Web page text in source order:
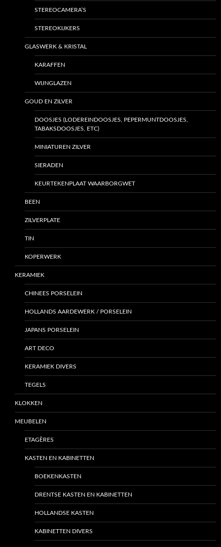
STEREOCAMERA’S
STEREOKIJKERS
GLASWERK & KRISTAL
KARAFFEN
WIJNGLAZEN
GOUD EN ZILVER
DOOSJES (LODEREINDOOSJES, PEPERMUNTDOOSJES,
TABAKSDOOSJES, ETC)
MINIATUREN ZILVER
SIERADEN
KEURTEKENPLAAT WAARBORGWET
BEEN
ZILVERPLATE
TIN
KOPERWERK
KERAMIEK
CHINEES PORSELEIN
HOLLANDS AARDEWERK / PORSELEIN
JAPANS PORSELEIN
ART DECO
KERAMIEK DIVERS
TEGELS
KLOKKEN
MEUBELEN
ETAGÈRES
KASTEN EN KABINETTEN
BOEKENKASTEN
DRENTSE KASTEN EN KABINETTEN
HOLLANDSE KASTEN
KABINETTEN DIVERS